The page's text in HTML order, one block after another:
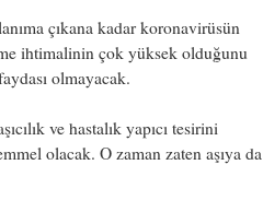
çıkana kadar koronavirüsün
ihtimalinin çok yüksek olduğunu
olmayacak.
ve hastalık yapıcı tesirini
olacak. O zaman zaten aşıya da